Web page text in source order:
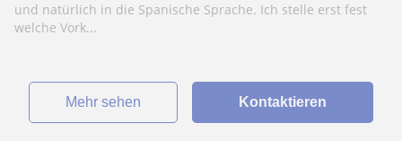
und natürlich in die Spanische Sprache. Ich stelle erst fest
welche Vork...
Mehr sehen Kontaktieren